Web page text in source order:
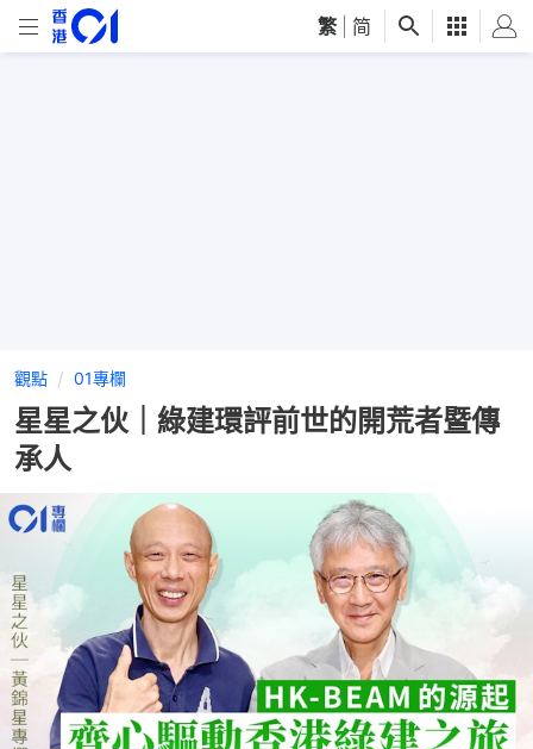
繁 简
觀點 01專欄
星星之伙｜綠建環評前世的開荒者暨傳
承人